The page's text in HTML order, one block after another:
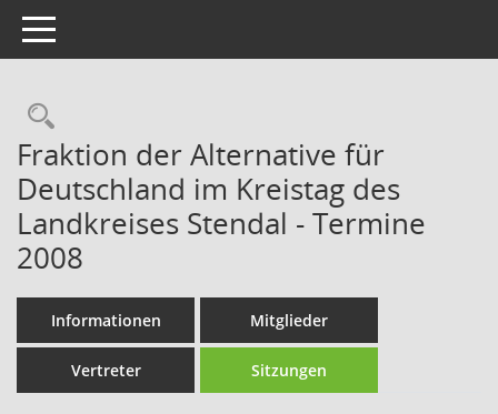
Toggle navigation
Rechercheauswahl
Fraktion der Alternative für
Deutschland im Kreistag des
Landkreises Stendal - Termine
2008
Informationen Mitglieder
Vertreter Sitzungen